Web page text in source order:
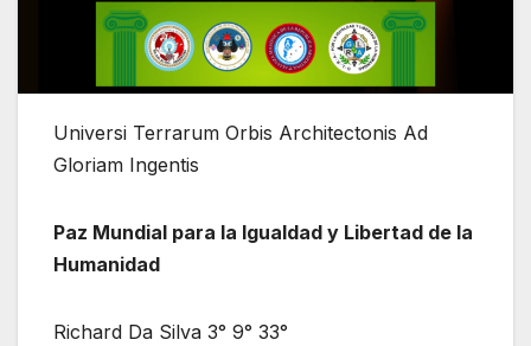
Universi Terrarum Orbis Architectonis Ad
Gloriam Ingentis
Paz Mundial para la Igualdad y Libertad de la
Humanidad
Richard Da Silva 3° 9° 33°